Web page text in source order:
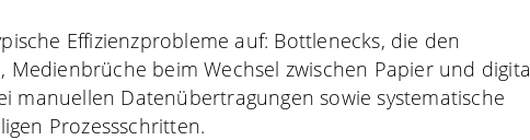
Effizienzprobleme auf: Bottlenecks, die den
Medienbrüche beim Wechsel zwischen Papier und
manuellen Datenübertragungen sowie systematische
Prozessschritten.